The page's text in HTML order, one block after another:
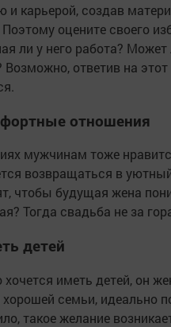
и карьерой, создав
оцените своего
ли у него работа? Может
ответив на
отношения
мужчинам тоже
возвращаться в
чтобы будущая жена
Тогда свадьба не за
детей
иметь детей, он
хорошей семьи, идеально
такое желание